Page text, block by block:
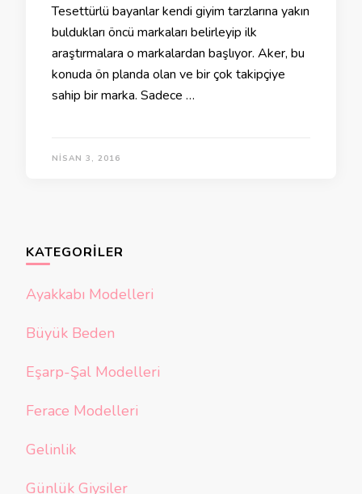
Tesettürlü bayanlar kendi giyim tarzlarına yakın
buldukları öncü markaları belirleyip ilk
araştırmalara o markalardan başlıyor. Aker, bu
konuda ön planda olan ve bir çok takipçiye
sahip bir marka. Sadece …
NISAN 3, 2016
KATEGORILER
Ayakkabı Modelleri
Büyük Beden
Eşarp-Şal Modelleri
Ferace Modelleri
Gelinlik
Günlük Giysiler